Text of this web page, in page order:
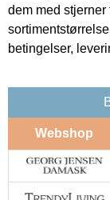
dem med stjerner
betingelser,
Webshop